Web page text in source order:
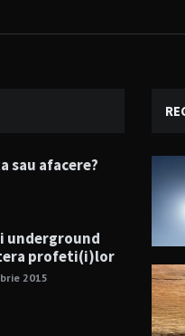
sau afacere?
underground
profeti(i)lor
2015